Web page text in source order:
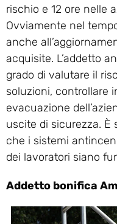
rischio e 12 ore nelle
Ovviamente nel
anche
acquisite. L’addetto
grado di valutare il
soluzioni, controllare
evacuazione
uscite di sicurezza.
che i sistemi
dei lavoratori siano
Addetto bonifica